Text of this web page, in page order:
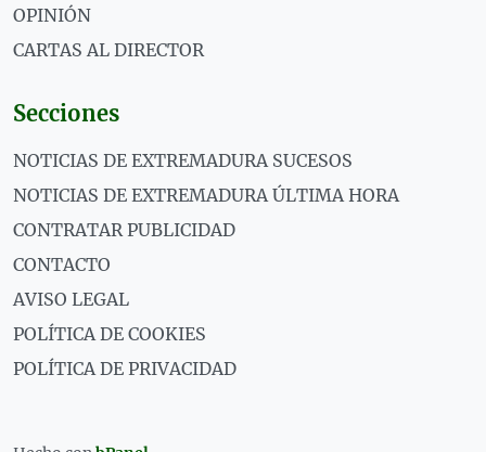
OPINIÓN
CARTAS AL DIRECTOR
Secciones
NOTICIAS DE EXTREMADURA SUCESOS
NOTICIAS DE EXTREMADURA ÚLTIMA HORA
CONTRATAR PUBLICIDAD
CONTACTO
AVISO LEGAL
POLÍTICA DE COOKIES
POLÍTICA DE PRIVACIDAD